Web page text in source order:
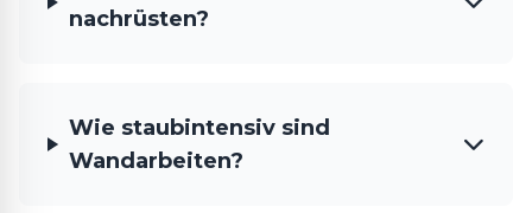
nachrüsten?
Wie staubintensiv sind
Wandarbeiten?